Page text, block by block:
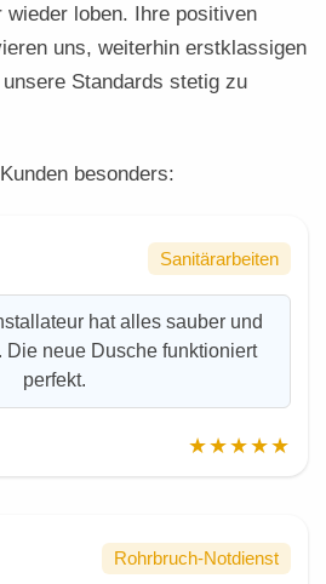
loben. Ihre positiven
uns, weiterhin erstklassigen
Standards stetig zu
besonders:
Sanitärarbeiten
hat alles sauber und
Die neue Dusche funktioniert
perfekt.
★★★★★
Rohrbruch-Notdienst